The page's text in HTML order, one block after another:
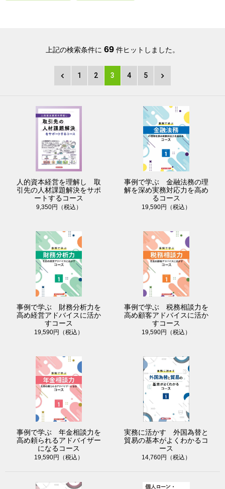
上記の検索条件に 69 件ヒットしました。
1 2 3 4 5
人的資本経営を理解し 取
引先の人材課題解決をサポ
ートするコース
9,350円（税込）
事例で学ぶ 金融法務の理
解を深め実務対応力を高め
るコース
19,590円（税込）
事例で学ぶ 財務分析力を
高め経営アドバイスに活か
すコース
19,590円（税込）
事例で学ぶ 税務相談力を
高め顧客アドバイスに活か
すコース
19,590円（税込）
事例で学ぶ 年金相談力を
高め頼られるアドバイザー
になるコース
19,590円（税込）
実務に活かす 外国為替と
貿易の基本がよくわかるコ
ース
14,760円（税込）